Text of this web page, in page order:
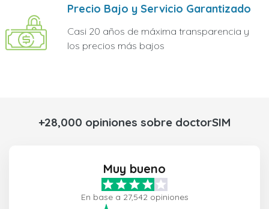
Precio Bajo y Servicio Garantizado
Casi 20 años de máxima transparencia y
los precios más bajos
+28,000 opiniones sobre doctorSIM
Muy bueno
En base a 27,542 opiniones